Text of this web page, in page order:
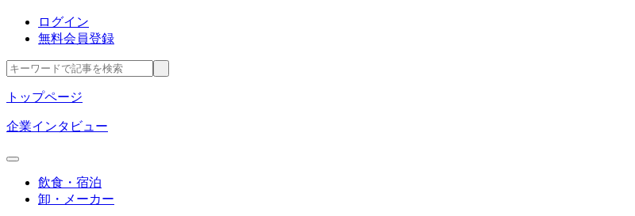
ログイン
無料会員登録
トップページ
企業インタビュー
飲食・宿泊
卸・メーカー